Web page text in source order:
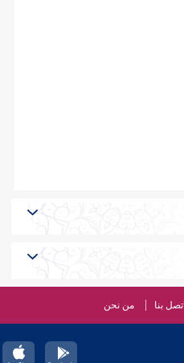
اتصل بنا من نحن